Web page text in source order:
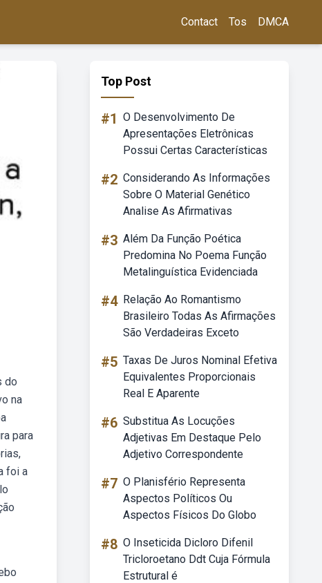
Contact Tos DMCA
do
na
para
foi a
Top Post
#1 O Desenvolvimento De
Apresentações Eletrônicas
Possui Certas Características
#2 Considerando As Informações
Sobre O Material Genético
Analise As Afirmativas
#3 Além Da Função Poética
Predomina No Poema Função
Metalinguística Evidenciada
#4 Relação Ao Romantismo
Brasileiro Todas As Afirmações
São Verdadeiras Exceto
#5 Taxas De Juros Nominal Efetiva
Equivalentes Proporcionais
Real E Aparente
#6 Substitua As Locuções
Adjetivas Em Destaque Pelo
Adjetivo Correspondente
#7 O Planisfério Representa
Aspectos Políticos Ou
Aspectos Físicos Do Globo
#8 O Inseticida Dicloro Difenil
Tricloroetano Ddt Cuja Fórmula
Estrutural é